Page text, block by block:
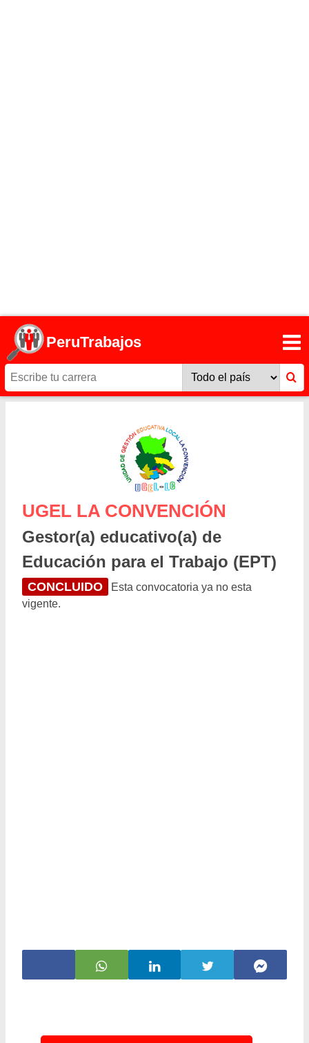
PeruTrabajos
UGEL LA CONVENCIÓN
Gestor(a) educativo(a) de
Educación para el Trabajo (EPT)
CONCLUIDO
Esta convocatoria ya no esta
vigente.